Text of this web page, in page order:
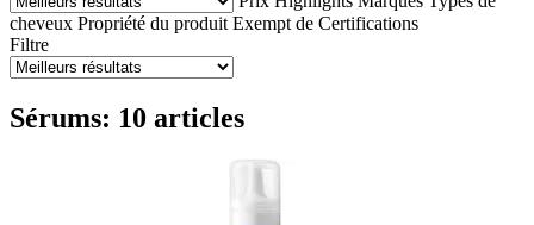
cheveux Propriété du produit Exempt de Certifications
Filtre
Sérums: 10 articles